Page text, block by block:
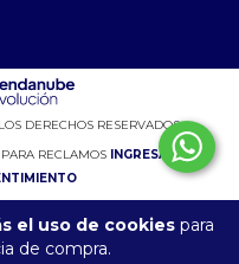
el uso de cookiespara
de compra.
DERECHOS RESERVADOS.
RECLAMOS
INGRESÁ ACÁ.